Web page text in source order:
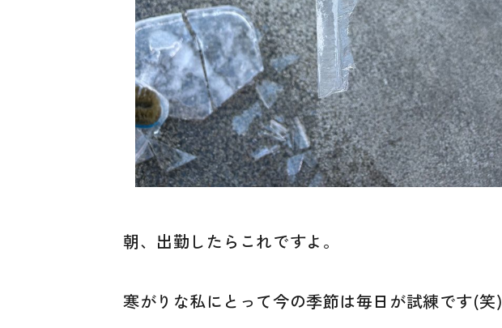
朝、出勤したらこれですよ。
寒がりな私にとって今の季節は毎日が試練です(笑)